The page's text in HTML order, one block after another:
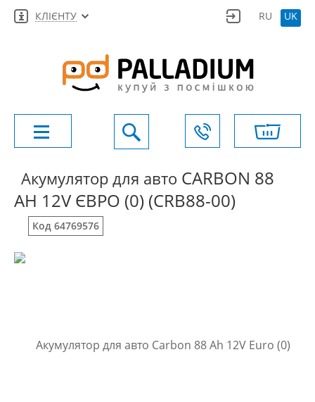
КЛІЄНТУ RU UK
Акумулятор для авто CARBON 88
AH 12V ЄВРО (0) (CRB88-00)
Код 64769576